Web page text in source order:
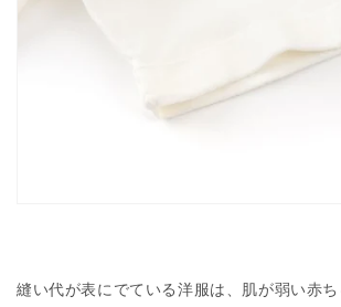
縫い代が表にでている洋服は、肌が弱い赤